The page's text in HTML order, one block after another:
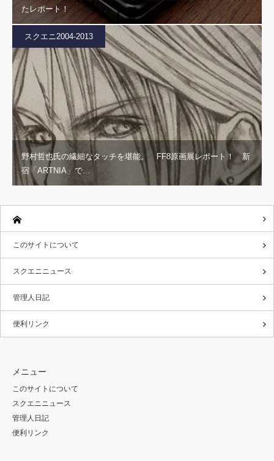
たレポート！
スクエニ2004-2013
野村哲也氏の繊細なタッチを堪能。 FF8原画展レポート！ 新
宿「ARTNIA」で…
このサイトについて
スクエニニュース
管理人日記
便利リンク
メニュー
このサイトについて
スクエニニュース
管理人日記
便利リンク